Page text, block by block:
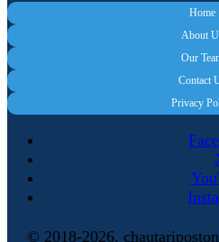
Home
About
Our
Contact
Privacy
© 2018-2026,